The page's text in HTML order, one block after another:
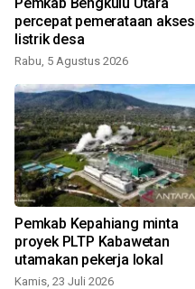
percepat pemerataan akses
listrik desa
Rabu, 5 Agustus 2026
Pemkab Kepahiang minta
proyek PLTP Kabawetan
utamakan pekerja lokal
Kamis, 23 Juli 2026